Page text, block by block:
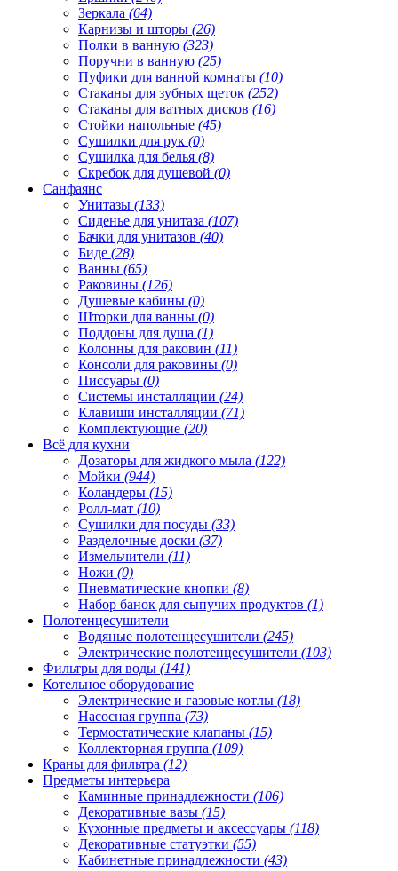
Зеркала (64)
Карнизы и шторы (26)
Полки в ванную (323)
Поручни в ванную (25)
Пуфики для ванной комнаты (10)
Стаканы для зубных щеток (252)
Стаканы для ватных дисков (16)
Стойки напольные (45)
Сушилки для рук (0)
Сушилка для белья (8)
Скребок для душевой (0)
Санфаянс
Унитазы (133)
Сиденье для унитаза (107)
Бачки для унитазов (40)
Биде (28)
Ванны (65)
Раковины (126)
Душевые кабины (0)
Шторки для ванны (0)
Поддоны для душа (1)
Колонны для раковин (11)
Консоли для раковины (0)
Писсуары (0)
Системы инсталляции (24)
Клавиши инсталляции (71)
Комплектующие (20)
Всё для кухни
Дозаторы для жидкого мыла (122)
Мойки (944)
Коландеры (15)
Ролл-мат (10)
Сушилки для посуды (33)
Разделочные доски (37)
Измельчители (11)
Ножи (0)
Пневматические кнопки (8)
Набор банок для сыпучих продуктов (1)
Полотенцесушители
Водяные полотенцесушители (245)
Электрические полотенцесушители (103)
Фильтры для воды (141)
Котельное оборудование
Электрические и газовые котлы (18)
Насосная группа (73)
Термостатические клапаны (15)
Коллекторная группа (109)
Краны для фильтра (12)
Предметы интерьера
Каминные принадлежности (106)
Декоративные вазы (15)
Кухонные предметы и аксессуары (118)
Декоративные статуэтки (55)
Кабинетные принадлежности (43)